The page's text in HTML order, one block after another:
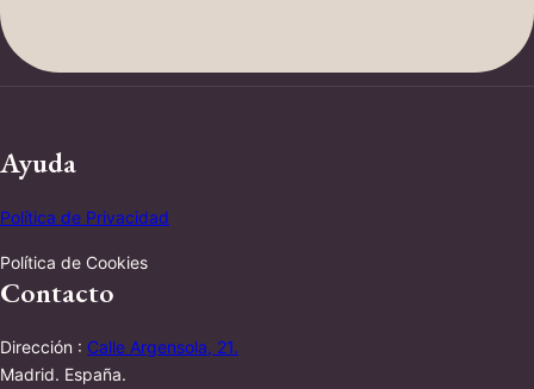
Ayuda
Política de Privacidad
Política de Cookies
Contacto
Dirección : Calle Argensola, 21.
Madrid. España.